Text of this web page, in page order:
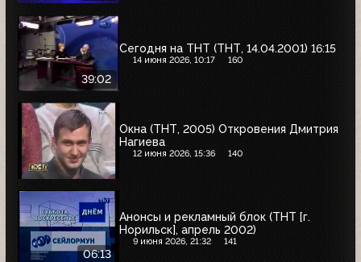
39:02
Сегодня на ТНТ (ТНТ, 14.04.2001) 16:15
14 июня 2026, 10:17 160
Окна (ТНТ, 2005) Откровения Дмитрия
Нагиева
12 июня 2026, 15:36 140
06:13
Анонсы и рекламный блок (ТНТ [г.
Норильск], апрель 2002)
9 июня 2026, 21:32 141